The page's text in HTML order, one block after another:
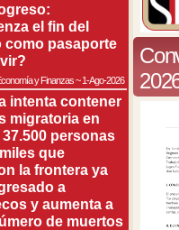
el fin del
como pasaporte
y Finanzas~1-Ago-2026
intenta contener
migratoria en
personas
que
la frontera ya
a
y aumenta a
de muertos